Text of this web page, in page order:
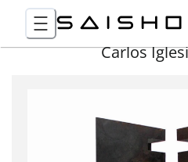
Carlos